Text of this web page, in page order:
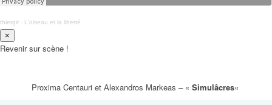
thiergir · L'oiseau et la liberté
×
Revenir sur scène !
Proxima Centauri et Alexandros Markeas – « Simulâcres«